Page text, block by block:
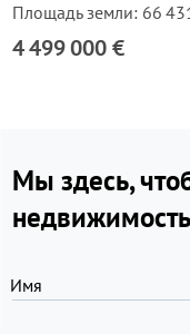
Площадь земли: 66
4 499 000 €
Мы здесь,
недвижимость
Имя